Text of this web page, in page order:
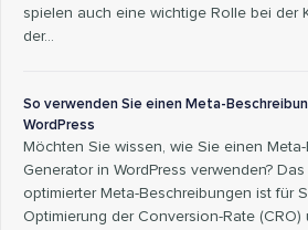
spielen auch eine wichtige Rolle bei der
der…
So verwenden Sie einen Meta-
WordPress
Möchten Sie wissen, wie Sie einen
Generator in WordPress verwenden? Das
optimierter Meta-Beschreibungen ist für
Optimierung der Conversion-Rate (CRO)